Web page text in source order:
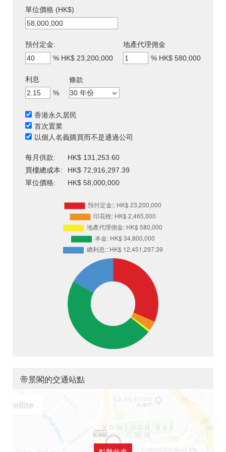
單位價格 (HK$)
預付定金:
% HK$ 23,200,000
地產代理佣金
% HK$ 580,000
利息
%
條款
香港永久居民
首次置業
以個人名義購買而不是通過公司
每月供款:
HK$ 131,253.60
買樓總成本:
HK$ 72,916,297.39
單位價格:
HK$ 58,000,000
帝景閣的交通站點